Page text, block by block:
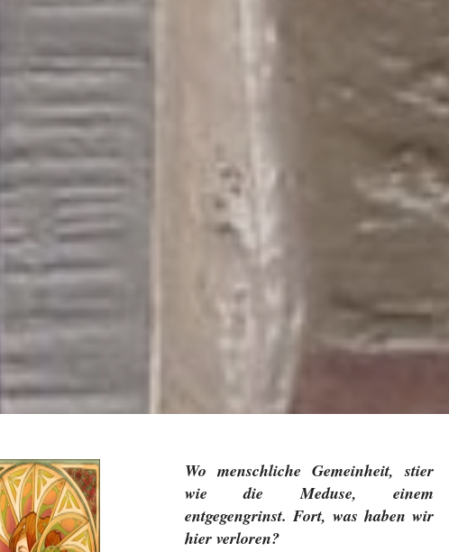
Wo menschliche Gemeinheit, stier
wie die Meduse, einem
entgegengrinst. Fort, was haben wir
hier verloren?